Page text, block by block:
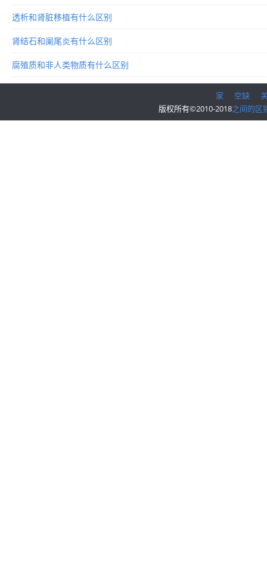
透析和肾脏移植有什么区别
肾结石和阑尾炎有什么区别
腐殖质和非人类物质有什么区别
家 空缺
版权所有©2010-2018之间的区